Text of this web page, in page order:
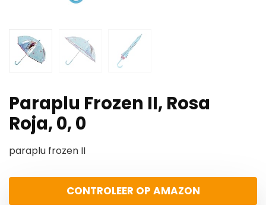
Paraplu Frozen II, Rosa
Roja, 0, 0
paraplu frozen II
CONTROLEER OP AMAZON